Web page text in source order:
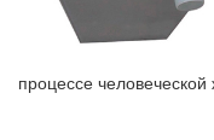
процессе